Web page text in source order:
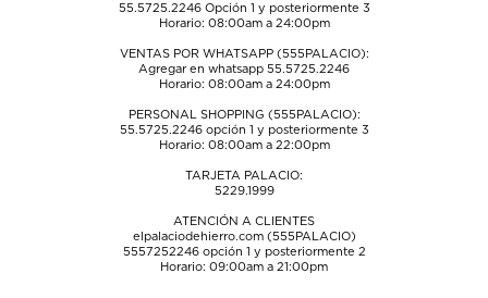
55.5725.2246Opción 1 y posteriormente 3
Horario: 08:00am a 24:00pm
VENTAS POR WHATSAPP (555PALACIO):
Agregar en whatsapp 55.5725.2246
Horario: 08:00am a 24:00pm
PERSONAL SHOPPING (555PALACIO):
55.5725.2246opción 1 y posteriormente 3
Horario: 08:00am a 22:00pm
TARJETA PALACIO:
5229.1999
ATENCIÓN A CLIENTES
elpalaciodehierro.com (555PALACIO)
5557252246opción 1 y posteriormente 2
Horario: 09:00am a 21:00pm